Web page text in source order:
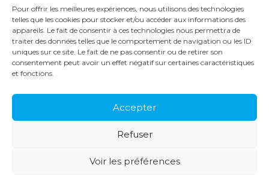
Pour offrir les meilleures expériences, nous utilisons des technologies
telles que les cookies pour stocker et/ou accéder aux informations des
appareils. Le fait de consentir à ces technologies nous permettra de
traiter des données telles que le comportement de navigation ou les ID
uniques sur ce site. Le fait de ne pas consentir ou de retirer son
consentement peut avoir un effet négatif sur certaines caractéristiques
et fonctions.
Accepter
Refuser
Voir les préférences
COMMENTAIRES RÉCENTS
Principale
NOS SOLUTIONS
ACTUALITÉS
RECRUTEMENT
CONTACT
MENTIONS LÉGALES